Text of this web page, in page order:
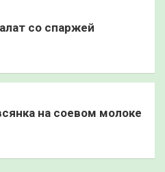
со спаржей
на соевом молоке